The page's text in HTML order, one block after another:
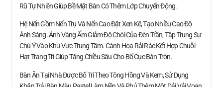
Rũ Tự Nhiên Giúp Bề Mặt Bàn Có Thêm Lớp Chuyển Động.
Hệ Nến Gồm Nến Trụ Và Nến Cao Đặt Xen Kẽ, Tạo Nhiều Cao Độ
Ánh Sáng. Ánh Vàng Ấm Giảm Độ Chói Của Đèn Trần, Tập Trung Sự
Chú Ý Vào Khu Vực Trung Tâm. Cánh Hoa Rải Rác Kết Hợp Chuỗi
Hạt Trang Trí Giúp Tăng Chiều Sâu Cho Bố Cục Bàn Tròn.
Bàn Ăn Tại Nhà Được Bố Trí Theo Tông Hồng Và Kem, Sử Dụng